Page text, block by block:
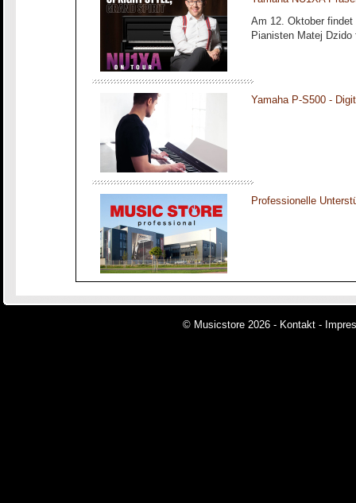
Am 12. Oktober findet
Pianisten Matej
Yamaha P-S500 -
Professionelle
© Musicstore 2026 - Kontakt -